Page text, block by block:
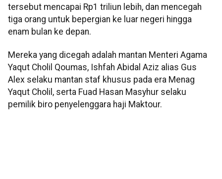
tersebut mencapai Rp1 triliun lebih, dan mencegah
tiga orang untuk bepergian ke luar negeri hingga
enam bulan ke depan.
Mereka yang dicegah adalah mantan Menteri Agama
Yaqut Cholil Qoumas, Ishfah Abidal Aziz alias Gus
Alex selaku mantan staf khusus pada era Menag
Yaqut Cholil, serta Fuad Hasan Masyhur selaku
pemilik biro penyelenggara haji Maktour.